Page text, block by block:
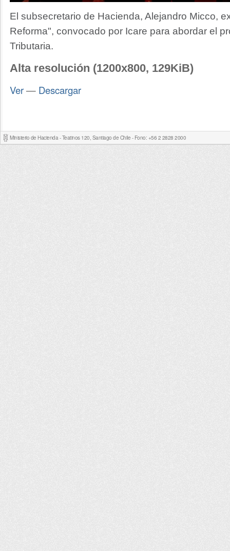
El subsecretario de Hacienda, Alejandro Micco,
Reforma", convocado por Icare para abordar el
Tributaria.
Alta resolución (1200x800, 129KiB)
Ver— Descargar
Ministerio de Hacienda - Teatinos 120, Santiago de Chile - Fono: +56 2 2828 2000